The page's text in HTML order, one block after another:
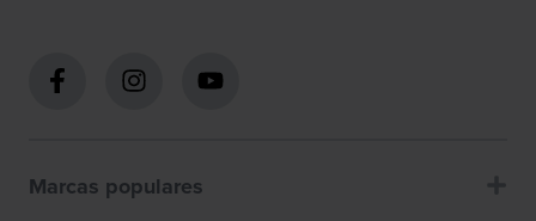
Marcas populares